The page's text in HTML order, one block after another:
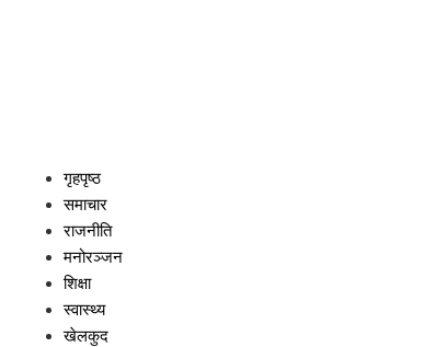
गृहपृष्ठ
समाचार
राजनीति
मनोरञ्जन
शिक्षा
स्वास्थ्य
खेलकुद